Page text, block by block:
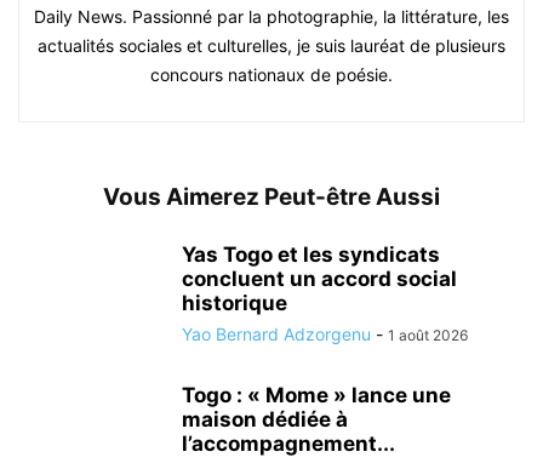
Daily News. Passionné par la photographie, la littérature, les
actualités sociales et culturelles, je suis lauréat de plusieurs
concours nationaux de poésie.
Vous Aimerez Peut-être Aussi
Yas Togo et les syndicats
concluent un accord social
historique
Yao Bernard Adzorgenu - 1 août 2026
Togo : « Mome » lance une
maison dédiée à
l’accompagnement...